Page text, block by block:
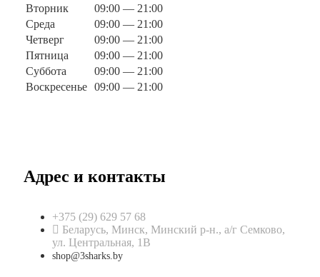
Вторник
09:00 — 21:00
Среда
09:00 — 21:00
Четверг
09:00 — 21:00
Пятница
09:00 — 21:00
Суббота
09:00 — 21:00
Воскресенье 09:00 — 21:00
Адрес и контакты
+375 (29) 629 57 68
Беларусь, Минск, Минский р-н., а/г Семково,
ул. Центральная, 1В
shop@3sharks.by